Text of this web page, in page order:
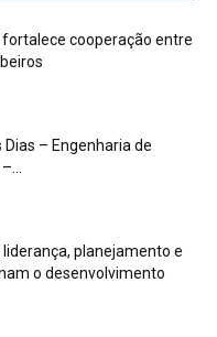
cooperação entre
Dias – Engenharia de
liderança, planejamento e
o desenvolvimento